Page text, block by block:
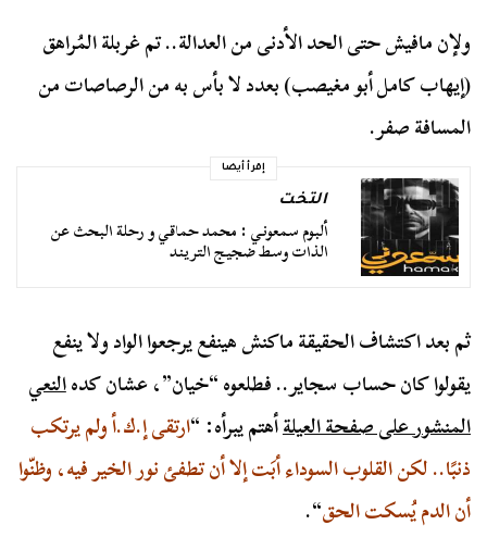
ولإن مافيش حتى الحد الأدنى من العدالة.. تم غربلة المُراهق
(إيهاب كامل أبو مغيصب) بعدد لا بأس به من الرصاصات من
المسافة صفر.
إقرأ أيضا
التخت
ألبوم سمعوني : محمد حماقي و رحلة البحث عن
الذات وسط ضجيج التريند
ثم بعد اكتشاف الحقيقة ماكنش هينفع يرجعوا الواد ولا ينفع
يقولوا كان حساب سجاير.. فطلعوه “خيان”، عشان كدهالنعي
المنشور على صفحة العيلةأهتم يبرأه: “ارتقى إ.ك.أ ولم يرتكب
ذنبًا.. لكن القلوب السوداء أبَت إلا أن تطفئ نور الخير فيه، وظنّوا
أن الدم يُسكت الحق“.